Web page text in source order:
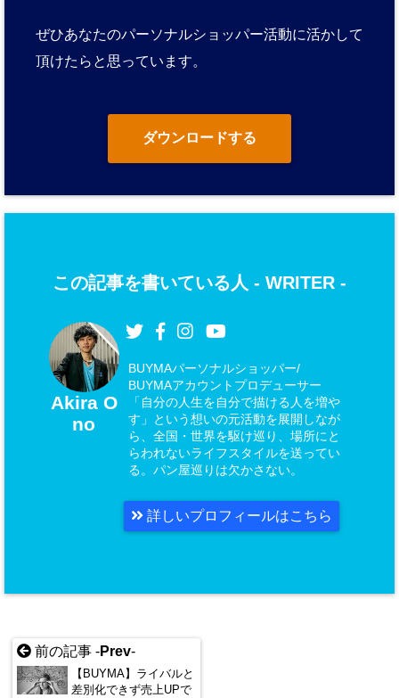
ぜひあなたのパーソナルショッパー活動に活かして
頂けたらと思っています。
ダウンロードする
この記事を書いている人 - WRITER -
Akira O
no
BUYMAパーソナルショッパー/
BUYMAアカウントプロデューサー
「自分の人生を自分で描ける人を増や
す」という想いの元活動を展開しなが
ら、全国・世界を駆け巡り、場所にと
らわれないライフスタイルを送ってい
る。パン屋巡りは欠かさない。
詳しいプロフィールはこちら
前の記事 -Prev-
【BUYMA】ライバルと
差別化できず売上UPで